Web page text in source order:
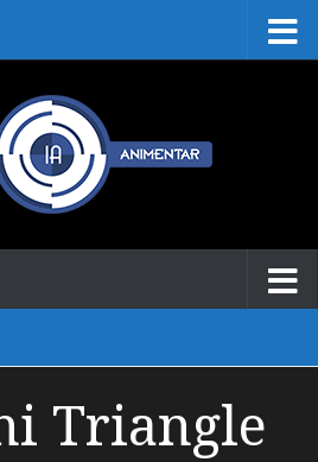
Triangle